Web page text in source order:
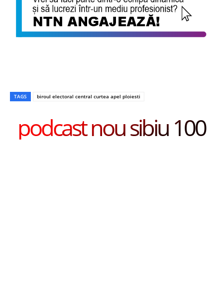
TAGS biroul electoral central curtea apel ploiesti
podcast nou sibiu 100